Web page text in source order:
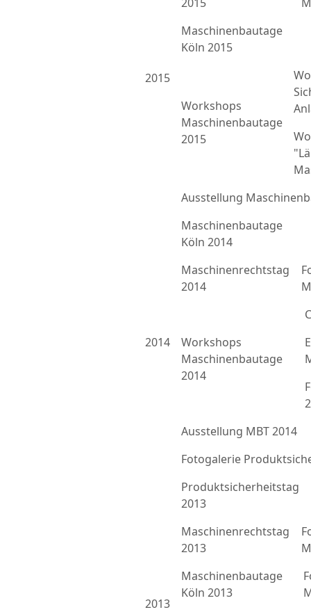
2015
Maschinenbautage
Köln 2015
Workshops
Maschinenbautage
2015
Ausstellung
2014
Maschinenbautage
Köln 2014
Maschinenrechtstag
2014
Workshops
Maschinenbautage
2014
Ausstellung MBT 2014
Fotogalerie
2013
Produktsicherheitstag
2013
Maschinenrechtstag
2013
Maschinenbautage
Köln 2013